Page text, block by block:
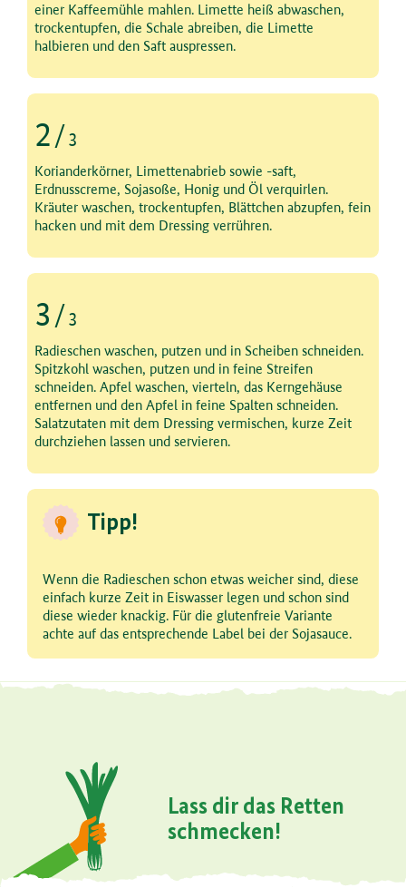
einer Kaffeemühle mahlen. Limette heiß abwaschen,
trockentupfen, die Schale abreiben, die Limette
halbieren und den Saft auspressen.
2 /3
Schritt 2 von 3
Korianderkörner, Limettenabrieb sowie -saft,
Erdnusscreme, Sojasoße, Honig und Öl verquirlen.
Kräuter waschen, trockentupfen, Blättchen abzupfen, fein
hacken und mit dem Dressing verrühren.
3 /3
Schritt 3 von 3
Radieschen waschen, putzen und in Scheiben schneiden.
Spitzkohl waschen, putzen und in feine Streifen
schneiden. Apfel waschen, vierteln, das Kerngehäuse
entfernen und den Apfel in feine Spalten schneiden.
Salatzutaten mit dem Dressing vermischen, kurze Zeit
durchziehen lassen und servieren.
Tipp!
Wenn die Radieschen schon etwas weicher sind, diese
einfach kurze Zeit in Eiswasser legen und schon sind
diese wieder knackig. Für die glutenfreie Variante
achte auf das entsprechende Label bei der Sojasauce.
Lass dir das Retten
schmecken!